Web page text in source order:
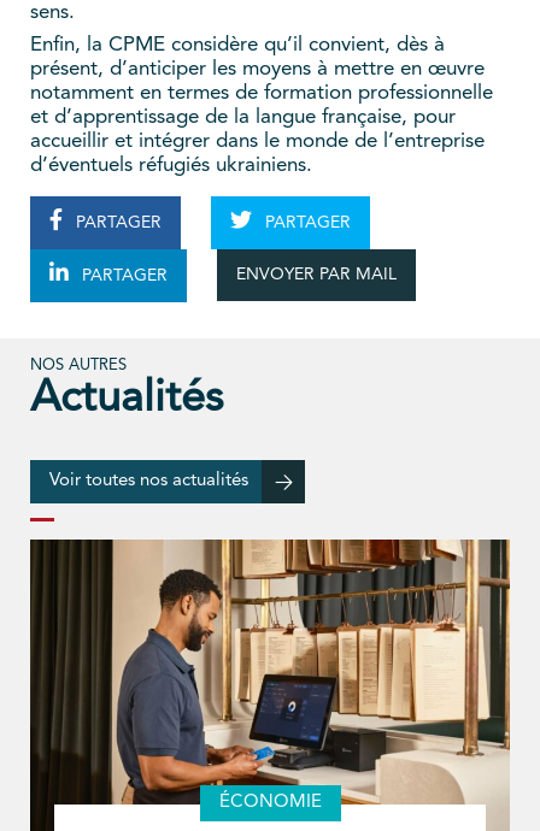
sens.
Enfin, la CPME considère qu’il convient, dès à
présent, d’anticiper les moyens à mettre en œuvre
notamment en termes de formation professionnelle
et d’apprentissage de la langue française, pour
accueillir et intégrer dans le monde de l’entreprise
d’éventuels réfugiés ukrainiens.
PARTAGER PARTAGER
PARTAGER ENVOYER PAR MAIL
NOS AUTRES
Actualités
Voir toutes nos actualités
ÉCONOMIE